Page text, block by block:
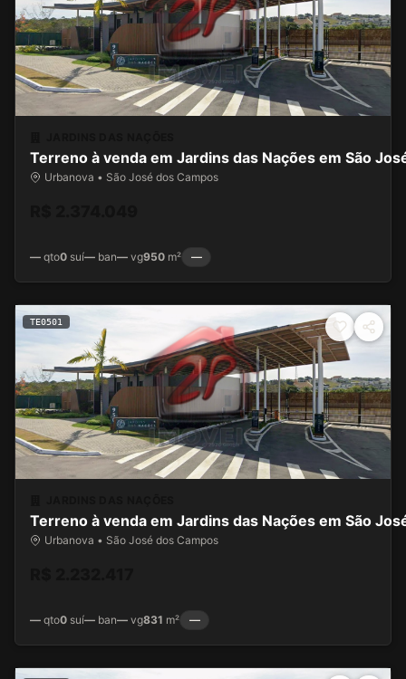
Terreno à venda em Jardins das Nações em São
Urbanova • São José dos Campos
— qto0 suí— ban— vg950 m² —
TE0501
Terreno à venda em Jardins das Nações em São
Urbanova • São José dos Campos
— qto0 suí— ban— vg831 m² —